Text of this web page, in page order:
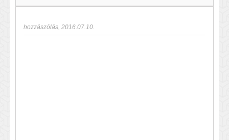
hozzászólás, 2016.07.10.